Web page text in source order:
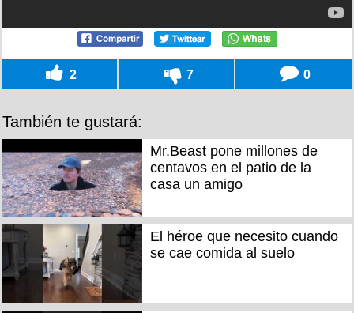
2 7 0
También te gustará:
Mr.Beast pone millones de
centavos en el patio de la
casa un amigo
El héroe que necesito cuando
se cae comida al suelo